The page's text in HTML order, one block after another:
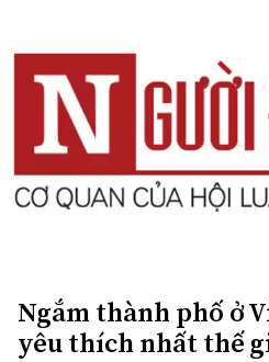
Ngắm thành phố ở
yêu thích nhất thế